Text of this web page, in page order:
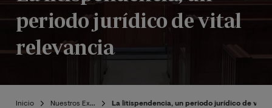
periodo jurídico de vital
relevancia
Inicio Nuestros Expertos La litispendencia, un periodo jurídico de vital